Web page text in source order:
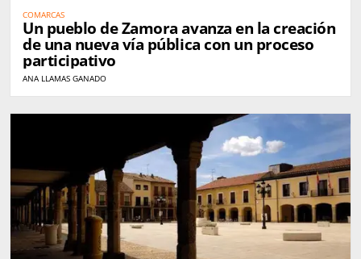
COMARCAS
Un pueblo de Zamora avanza en la creación
de una nueva vía pública con un proceso
participativo
ANA LLAMAS GANADO